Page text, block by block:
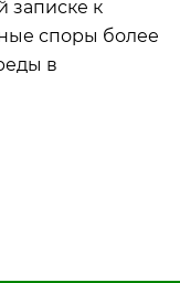
записке к
споры более
в